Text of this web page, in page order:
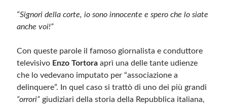
Questo blog non rappresenta una testata giornalistica, in quanto viene aggiornato
senza alcuna periodicità. Non può pertanto considerarsi un prodotto editoriale ai
sensi della legge n· 62 del 7.03.2001. L’autore non è responsabile di quanto
pubblicato dai lettori nei commenti ai vari post. Saranno comunque cancellati quelli
privacy. Alcune immagini inserite in questo blog sono tratte da Internet e, pertanto,
considerate di pubblico dominio. Qualora la loro pubblicazione violasse eventuali
diritti d’autore, vi invito a comunicarlo via e-mail a info[at]dinovalle.it e saranno
tramite link né del loro contenuto, che può essere soggetto a variazioni nel tempo.
“Signori della corte, io sono innocente e spero che lo siate
anche voi!”
Con queste parole il famoso giornalista e conduttore
televisivo Enzo Tortora aprì una delle tante udienze
che lo vedevano imputato per “associazione a
delinquere”. In quel caso si trattò di uno dei più grandi
“orrori” giudiziari della storia della Repubblica italiana,